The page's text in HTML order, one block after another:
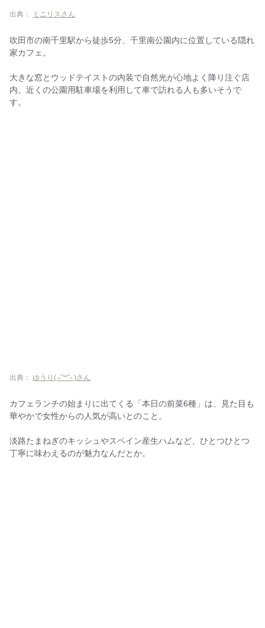
出典： ミニリスさん
吹田市の南千里駅から徒歩5分、千里南公園内に位置している隠れ
家カフェ。
大きな窓とウッドテイストの内装で自然光が心地よく降り注ぐ店
内。近くの公園用駐車場を利用して車で訪れる人も多いそうで
す。
出典： ゆうり( ˶ˆ꒳ˆ˵ )さん
カフェランチの始まりに出てくる「本日の前菜6種」は、見た目も
華やかで女性からの人気が高いとのこと。
淡路たまねぎのキッシュやスペイン産生ハムなど、ひとつひとつ
丁寧に味わえるのが魅力なんだとか。